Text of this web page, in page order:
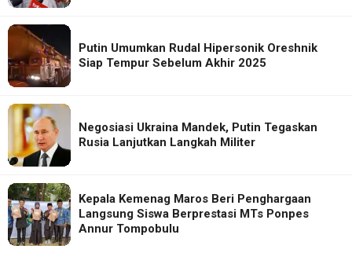
Putin Umumkan Rudal Hipersonik Oreshnik
Siap Tempur Sebelum Akhir 2025
Negosiasi Ukraina Mandek, Putin Tegaskan
Rusia Lanjutkan Langkah Militer
Kepala Kemenag Maros Beri Penghargaan
Langsung Siswa Berprestasi MTs Ponpes
Annur Tompobulu